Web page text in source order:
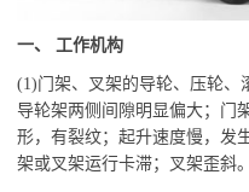
一、 工作机构
(1)门架、叉架的导轮、压轮、
导轮架两侧间隙明显偏大；门
形，有裂纹；起升速度慢，发
架或叉架运行卡滞；叉架歪斜。